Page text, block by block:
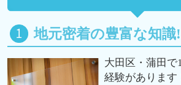
地元密着の豊富な知識!
大田区・蒲田で
経験があります